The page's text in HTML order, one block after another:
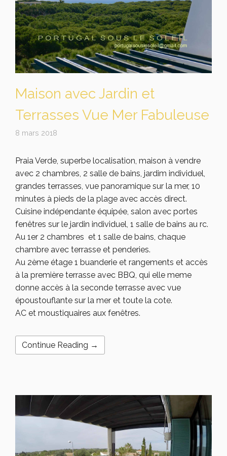
Maison avec Jardin et
Terrasses Vue Mer Fabuleuse
8 mars 2018
Praia Verde, superbe localisation, maison à vendre
avec 2 chambres, 2 salle de bains, jardim individuel,
grandes terrasses, vue panoramique sur la mer, 10
minutes à pieds de la plage avec accès direct.
Cuisine indépendante équipée, salon avec portes
fenêtres sur le jardin individuel, 1 salle de bains au rc.
Au 1er 2 chambres et 1 salle de bains, chaque
chambre avec terrasse et penderies.
Au 2ème étage 1 buanderie et rangements et accès
à la première terrasse avec BBQ, qui elle meme
donne accès à la seconde terrasse avec vue
époustouflante sur la mer et toute la cote.
AC et moustiquaires aux fenêtres.
Continue Reading →